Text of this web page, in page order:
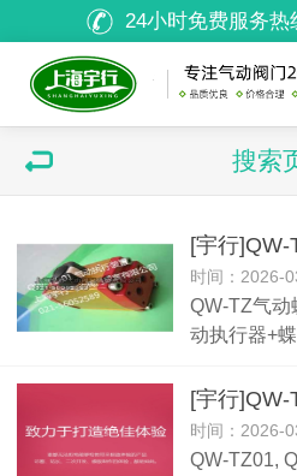
24小时免费服务热
搜索
时间：2026-
QW-TZ气
动执行器+
时间：2026-
QW-TZ01,